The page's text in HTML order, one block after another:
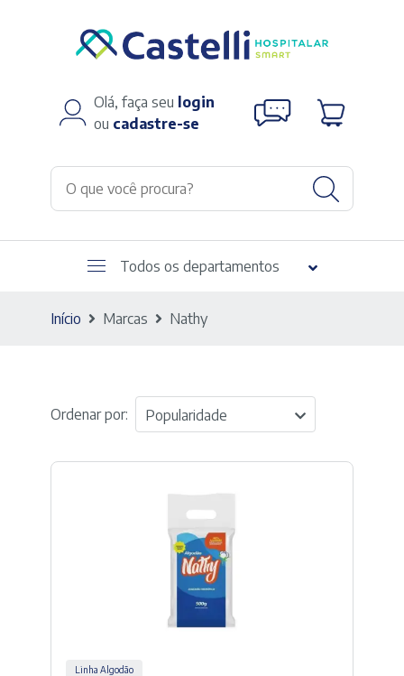
Olá, faça seu login
ou cadastre-se
Todos os departamentos
Início Marcas Nathy
Ordenar por: Popularidade
Linha Algodão